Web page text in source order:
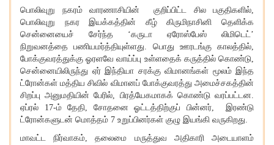
பொலிவுறு நகரம் வாரணாசியின் குறிப்பிட்ட சில பகுதிகளில்,
பொலிவுறு நகர இயக்கத்தின் கீழ் கிருமிநாசினி தெளிக்க
சென்னையைச் சேர்ந்த ‘கருடா ஏரோஸ்பேஸ் லிமிடெட்’
நிறுவனத்தை பணியமர்த்தியுள்ளது. பொது ஊரடங்கு காலத்தில்,
போக்குவரத்துக்கு ஓரளவே வாய்ப்பு உள்ளதைக் கருத்தில் கொண்டு,
சென்னையிலிருந்து ஏர் இந்தியா சரக்கு விமானங்கள் மூலம் இந்த
ட்ரோன்கள் மத்திய சிவில் விமானப் போக்குவரத்து அமைச்சகத்தின்
சிறப்பு அனுமதியின் பேரில், பிரத்யேகமாகக் கொண்டு வரப்பட்டன.
ஏப்ரல் 17-ம் தேதி, சோதனை ஓட்டத்திற்குப் பின்னர், இரண்டு
ட்ரோன்களுடன் மொத்தம் 7 உறுப்பினர்கள் குழு இயங்கி வருகிறது.
மாவட்ட நிர்வாகம், தலைமை மருத்துவ அதிகாரி அடையாளம்